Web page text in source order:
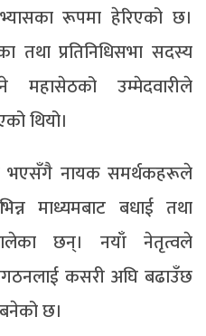
रूपमा हेरिएको छ।
तथा प्रतिनिधिसभा सदस्य
उम्मेदवारीले
थियो।
भएसँगै नायक समर्थकहरूले
माध्यमबाट बधाई तथा
छन्। नयाँ नेतृत्वले
कसरी अघि बढाउँछ
छ।